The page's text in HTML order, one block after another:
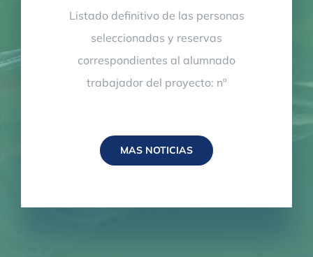
Listado definitivo de las personas
seleccionadas y reservas
correspondientes al alumnado
trabajador del proyecto: nº
MAS NOTICIAS